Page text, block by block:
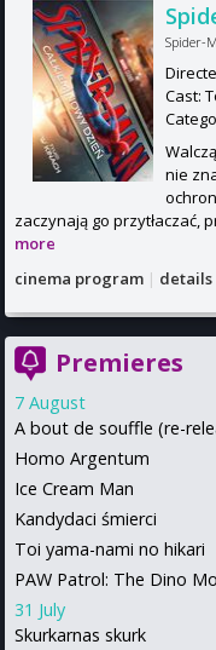
Spider-
Cast:
nie
zaczynają go przytłaczać,
more
cinema program | details
Premieres
7 August
A bout de souffle (re-
Homo Argentum
Ice Cream Man
Kandydaci śmierci
Toi yama-nami no hikari
PAW Patrol: The Dino
31 July
Skurkarnas skurk